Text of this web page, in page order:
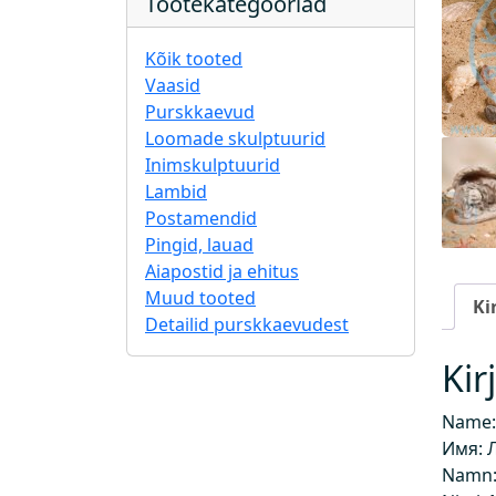
Kõik tooted
Vaasid
Purskkaevud
Loomade skulptuurid
Inimskulptuurid
Lambid
Postamendid
Pingid, lauad
Aiapostid ja ehitus
Muud tooted
Detailid purskkaevudest
Имя: